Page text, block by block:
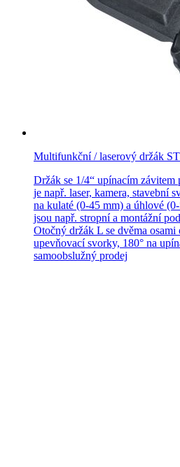
Multifunkční / laserový držák
Držák se 1/4“ upínacím
je např. laser, kamera, stavební
na kulaté (0-45 mm) a úhlové
jsou např. stropní a montážní
Otočný držák L se dvěma osami
upevňovací svorky, 180° na
samoobslužný prodej